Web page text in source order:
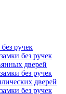
ручек
без ручек
дверей
без ручек
дверей
без ручек